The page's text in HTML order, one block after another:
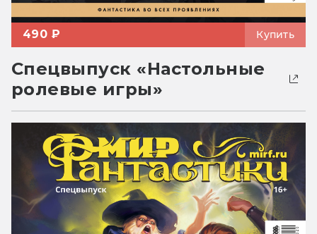
490 ₽ Купить
Спецвыпуск «Настольные
ролевые игры»